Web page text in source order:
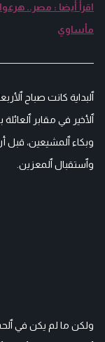
اقرأ أيضا : مصر..
مأساوي
ٱلبداية كانت صباح
ٱلأخير في مقابر
وبكاء ٱلمشيعين، قبل
وٱستقبال ٱلمعزين.
ولكن ما لم يكن في